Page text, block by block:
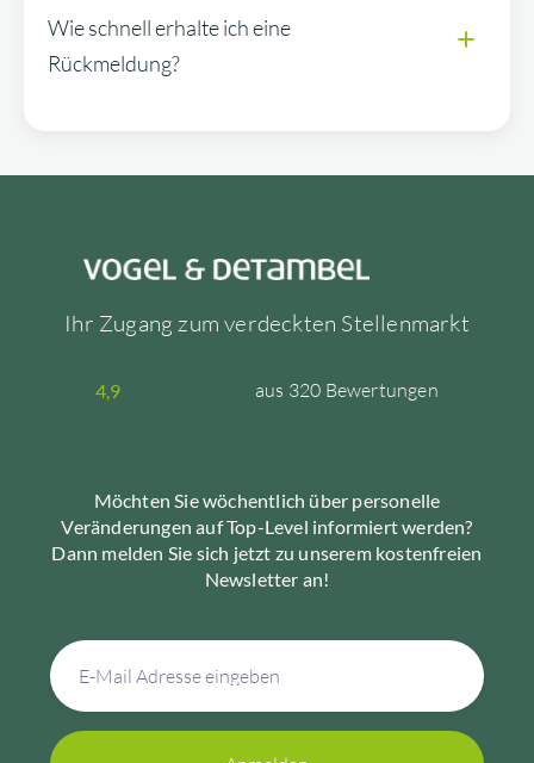
Wie schnell erhalte ich eine
Rückmeldung?
Ihr Zugang zum verdeckten Stellenmarkt
4,9 aus 320 Bewertungen
Möchten Sie wöchentlich über personelle
Veränderungen auf Top-Level informiert werden?
Dann melden Sie sich jetzt zu unserem kostenfreien
Newsletter an!